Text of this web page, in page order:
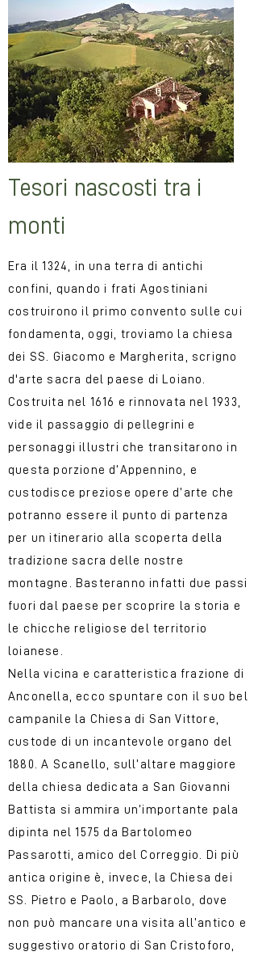
Tesori nascosti tra i
monti
Era il 1324, in una terra di antichi
confini, quando i frati Agostiniani
costruirono il primo convento sulle cui
fondamenta, oggi, troviamo la chiesa
dei SS. Giacomo e Margherita, scrigno
d'arte sacra del paese di Loiano.
Costruita nel 1616 e rinnovata nel 1933,
vide il passaggio di pellegrini e
personaggi illustri che transitarono in
questa porzione d’Appennino, e
custodisce preziose opere d’arte che
potranno essere il punto di partenza
per un itinerario alla scoperta della
tradizione sacra delle nostre
montagne. Basteranno infatti due passi
fuori dal paese per scoprire la storia e
le chicche religiose del territorio
loianese.
Nella vicina e caratteristica frazione di
Anconella, ecco spuntare con il suo bel
campanile la Chiesa di San Vittore,
custode di un incantevole organo del
1880. A Scanello, sull’altare maggiore
della chiesa dedicata a San Giovanni
Battista si ammira un’importante pala
dipinta nel 1575 da Bartolomeo
Passarotti, amico del Correggio. Di più
antica origine è, invece, la Chiesa dei
SS. Pietro e Paolo, a Barbarolo, dove
non può mancare una visita all’antico e
suggestivo oratorio di San Cristoforo,